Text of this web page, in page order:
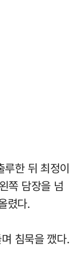
한 뒤 최정이
쪽 담장을 넘
렸다.
침묵을 깼다.